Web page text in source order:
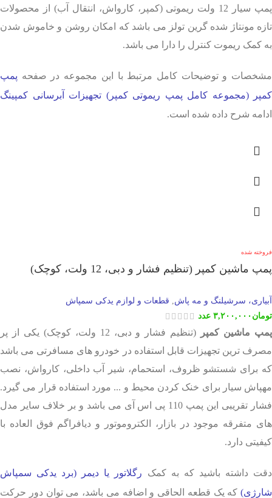
پمپ سیار 12 ولت ریموتی (کمپر، کارواش، انتقال آب) از محصولات
تازه مونتاژ شده گرین تولز می باشد که امکان روشن و خاموش شدن
به کمک ریموت کنترل را دارا می باشد.
مشخصات و توضیحات کامل مرتبط با این مجموعه در صفحه پمپ
کمپر (مجموعه کامل پمپ ریموتی کمپر) تجهیزات آبرسانی کمپینگ
ادامه شرح داده شده است.
فروخته شده
پمپ ماشین کمپر (تنظیم فشار و دبی، 12 ولت، کوچک)
آبیاری، سرشیلنگ و مه پاش, قطعات و لوازم یدکی سمپاش
تومان ۳,۲۰۰,۰۰۰ عدد
پمپ ماشین کمپر
(تنظیم فشار و دبی، 12 ولت، کوچک) یکی از پر
مصرف ترین تجهیزات قابل استفاده در خودرو های مسافرتی می باشد
که برای شستشو ظروف، استحمام، شیر آب داخلی، کارواش، نصب
مهپاش سیار برای خنک کردن محیط و ... مورد استفاده قرار می گیرد.
فشار تقریبی این پمپ 110 پی اس آی می باشد و بر خلاف سایر مدل
های متفرقه موجود در بازار، الکتروموتور و دیافراگم فوق العاده با
کیفیتی دارد.
دقت داشته باشید که به کمک رگلاتور یا دیمر (برد یدکی سمپاش
شارژی) که یک قطعه الحاقی و اضافه می باشد، می توان دور حرکت